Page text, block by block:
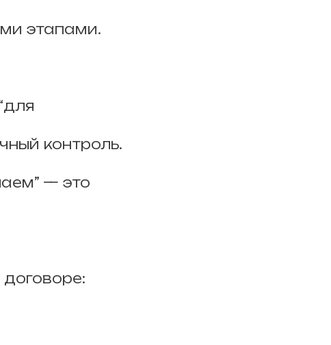
этапами.
контроль.
— это